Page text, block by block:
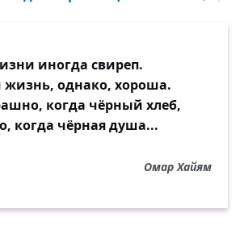
иногда свиреп.
жизнь, однако, хороша.
когда чёрный хлеб,
когда чёрная душа...
Омар Хайям